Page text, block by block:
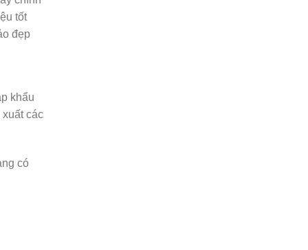
tốt
đẹp
khẩu
các
có